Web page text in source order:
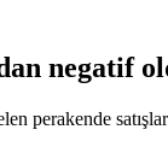
negatif
perakende